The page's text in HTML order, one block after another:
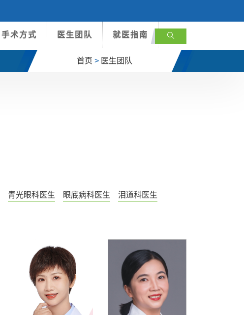
手术方式 医生团队 就医指南
首页 > 医生团队
青光眼科医生 眼底病科医生
泪道科医生